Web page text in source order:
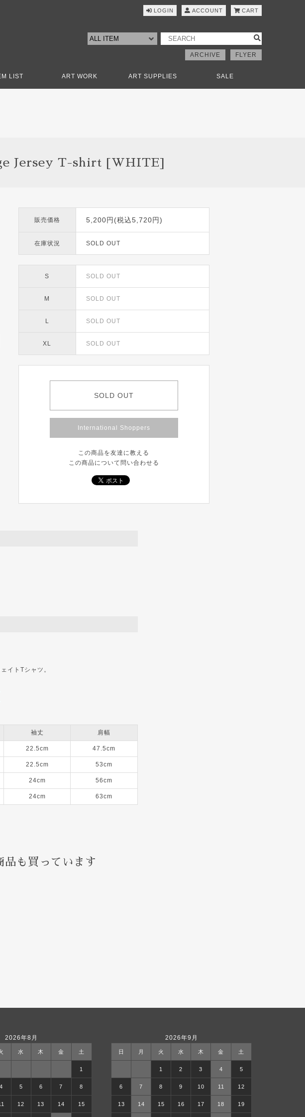
LOGIN ACCOUNT CART
ARCHIVE FLYER
LIST ART WORK ART SUPPLIES SALE
Jersey T-shirt [WHITE]
イトTシャツ。
袖丈 肩幅
22.5cm 47.5cm
22.5cm 53cm
24cm 56cm
24cm 63cm
販売価格 5,200円(税込5,720円)
在庫状況 SOLD OUT
S SOLD OUT
M SOLD OUT
L SOLD OUT
XL SOLD OUT
SOLD OUT
International Shoppers
この商品を友達に教える
この商品について問い合わせる
品も買っています
2026年8月
水 木 金 土
1
4 5 6 7 8
12 13 14 15
2026年9月
日 月 火 水 木 金 土
1 2 3 4 5
6 7 8 9 10 11 12
13 14 15 16 17 18 19